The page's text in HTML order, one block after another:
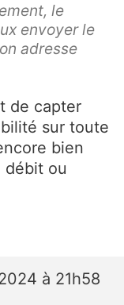
le
envoyer le
adresse
de capter
sur toute
bien
débit ou
à 21h58